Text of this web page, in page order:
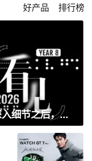
好产品 排行榜
6大品牌手机无障碍横评：深入细节之后，似乎只有苹果能挺住？｜ 看见2026